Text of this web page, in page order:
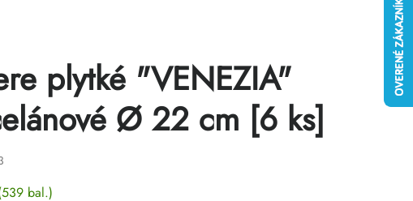
plytké "VENEZIA"
Ø 22 cm [6 ks]
bal.)